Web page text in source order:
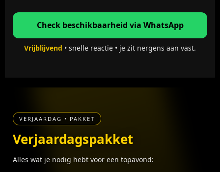
Check beschikbaarheid via WhatsApp
Vrijblijvend • snelle reactie • je zit nergens aan vast.
VERJAARDAG • PAKKET
Verjaardagspakket
Alles wat je nodig hebt voor een topavond: